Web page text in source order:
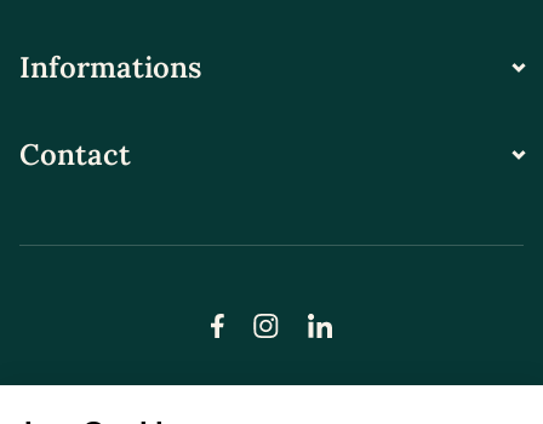
Informations
Contact